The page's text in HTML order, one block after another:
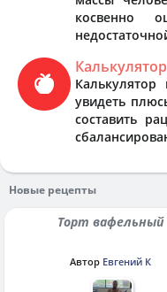
косвенно
увидеть
составить
Новые рецепты
Торт вафельный
Автор Евгений К